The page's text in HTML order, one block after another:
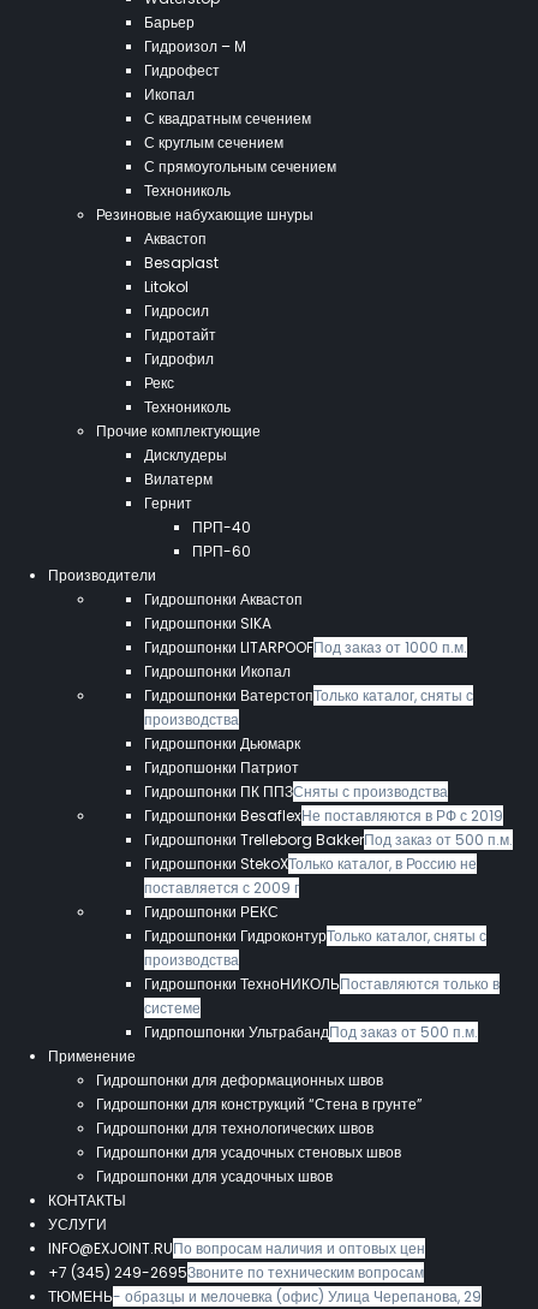
Барьер
Гидроизол – М
Гидрофест
Икопал
С квадратным сечением
С круглым сечением
С прямоугольным сечением
Технониколь
Резиновые набухающие шнуры
Аквастоп
Besaplast
Litokol
Гидросил
Гидротайт
Гидрофил
Рекс
Технониколь
Прочие комплектующие
Дисклудеры
Вилатерм
Гернит
ПРП-40
ПРП-60
Производители
Гидрошпонки Аквастоп
Гидрошпонки SIKA
Гидрошпонки LITARPOOFПод заказ от 1000 п.м.
Гидрошпонки Икопал
Гидрошпонки ВатерстопТолько каталог, сняты с
производства
Гидрошпонки Дьюмарк
Гидропшонки Патриот
Гидрошпонки ПК ППЗСняты с производства
Гидрошпонки BesaflexНе поставляются в РФ с 2019
Гидрошпонки Trelleborg BakkerПод заказ от 500 п.м.
Гидрошпонки StekoXТолько каталог, в Россию не
поставляется с 2009 г
Гидрошпонки РЕКС
Гидрошпонки ГидроконтурТолько каталог, сняты с
производства
Гидрошпонки ТехноНИКОЛЬПоставляются только в
системе
Гидрпошпонки УльтрабандПод заказ от 500 п.м.
Применение
Гидрошпонки для деформационных швов
Гидрошпонки для конструкций “Стена в грунте”
Гидрошпонки для технологических швов
Гидрошпонки для усадочных стеновых швов
Гидрошпонки для усадочных швов
КОНТАКТЫ
УСЛУГИ
INFO@EXJOINT.RUПо вопросам наличия и оптовых цен
+7 (345) 249-2695Звоните по техническим вопросам
ТЮМЕНЬ- образцы и мелочевка (офис) Улица Черепанова, 29